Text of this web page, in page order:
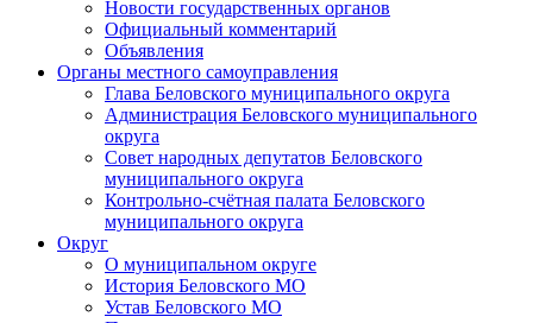
Новости государственных органов
Официальный комментарий
Объявления
Органы местного самоуправления
Глава Беловского муниципального округа
Администрация Беловского муниципального
округа
Совет народных депутатов Беловского
муниципального округа
Контрольно-счётная палата Беловского
муниципального округа
Округ
О муниципальном округе
История Беловского МО
Устав Беловского МО